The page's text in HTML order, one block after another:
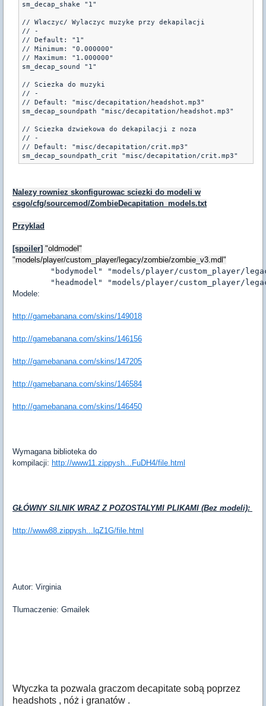
sm_decap_shake "1"
// Wlaczyc/ Wylaczyc muzyke przy dekapilacji
// -
// Default: "1"
// Minimum: "0.000000"
// Maximum: "1.000000"
sm_decap_sound "1"
// Sciezka do muzyki
// -
// Default: "misc/decapitation/headshot.mp3"
sm_decap_soundpath "misc/decapitation/headshot.mp3"
// Sciezka dzwiekowa do dekapilacji z noza
// -
// Default: "misc/decapitation/crit.mp3"
sm_decap_soundpath_crit "misc/decapitation/crit.mp3"
Nalezy rowniez skonfigurowac sciezki do modeli w
csgo/cfg/sourcemod/ZombieDecapitation_models.txt
Przyklad
[spoiler] "oldmodel"
"models/player/custom_player/legacy/zombie/zombie_v3.mdl"
"headmodel" "models/player/custom_player/
Modele:
http://gamebanana.com/skins/149018
http://gamebanana.com/skins/146156
http://gamebanana.com/skins/147205
http://gamebanana.com/skins/146584
http://gamebanana.com/skins/146450
Wymagana biblioteka do
kompilacji: http://www11.zippysh...FuDH4/file.html
GŁÓWNY SILNIK WRAZ Z POZOSTALYMI PLIKAMI (Bez modeli):
http://www88.zippysh...lqZ1G/file.html
Autor: Virginia
Tlumaczenie: Gmailek
Wtyczka ta pozwala graczom decapitate sobą poprzez
headshots , nóż i granatów .